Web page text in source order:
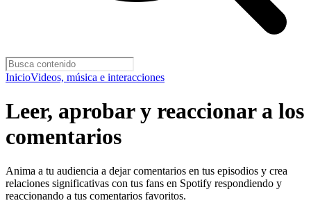
InicioVideos, música e interacciones
Leer, aprobar y reaccionar a los
comentarios
Anima a tu audiencia a dejar comentarios en tus episodios y crea
relaciones significativas con tus fans en Spotify respondiendo y
reaccionando a tus comentarios favoritos.